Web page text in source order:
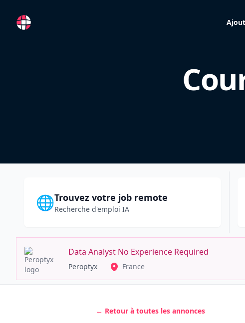
RemoteFR
🌐Trouvez votre job remote
Recherche d'emploi IA
Data Analyst No Experience Required
Peroptyx France
← Retour à toutes les annonces